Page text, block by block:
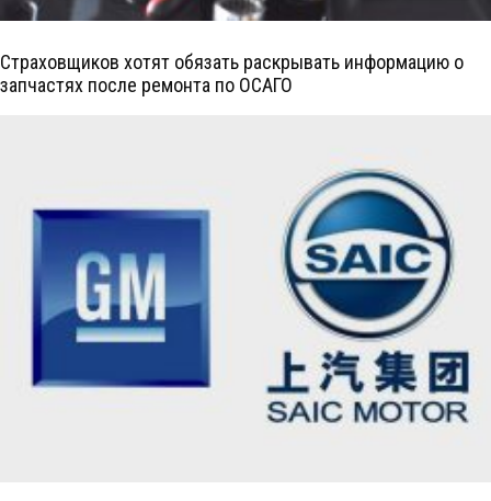
Страховщиков хотят обязать раскрывать информацию о
запчастях после ремонта по ОСАГО